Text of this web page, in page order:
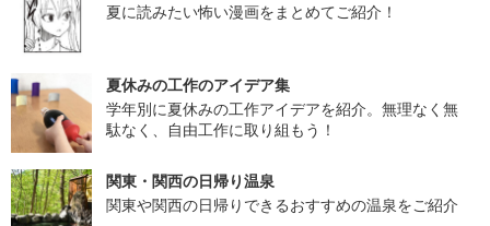
夏に読みたい怖い漫画をまとめてご紹介！
夏休みの工作のアイデア集
学年別に夏休みの工作アイデアを紹介。無理なく無
駄なく、自由工作に取り組もう！
関東・関西の日帰り温泉
関東や関西の日帰りできるおすすめの温泉をご紹介